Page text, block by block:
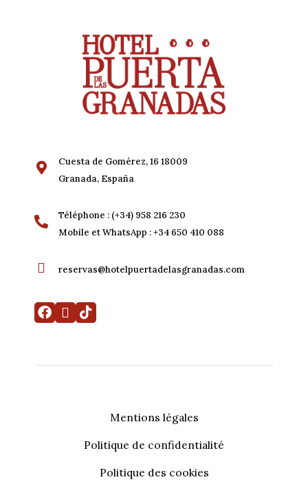
Cuesta de Gomérez, 16 18009
Granada, España
Téléphone : (+34) 958 216 230
Mobile et WhatsApp : +34 650 410 088
reservas@hotelpuertadelasgranadas.com
Mentions légales
Politique de confidentialité
Politique des cookies